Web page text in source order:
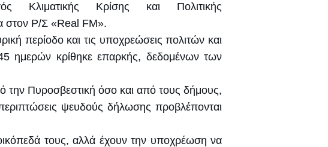
Κλιματικής Κρίσης και Πολιτικής
στον Ρ/Σ «Real FM».
περίοδο και τις υποχρεώσεις πολιτών και
ημερών κρίθηκε επαρκής, δεδομένων των
την Πυροσβεστική όσο και από τους δήμους,
ψευδούς δήλωσης προβλέπονται
τους, αλλά έχουν την υποχρέωση να